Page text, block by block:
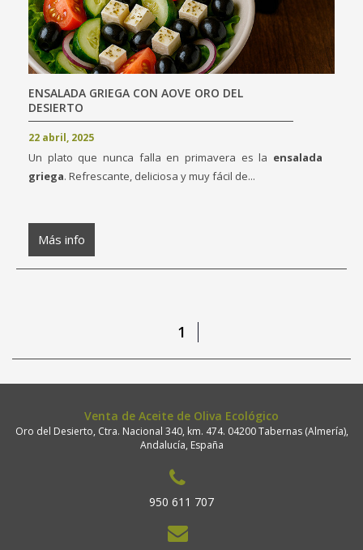
ENSALADA GRIEGA CON AOVE ORO DEL
DESIERTO
22 abril, 2025
Un plato que nunca falla en primavera es la ensalada
griega. Refrescante, deliciosa y muy fácil de...
Más info
1
Venta de Aceite de Oliva Ecológico
Oro del Desierto, Ctra. Nacional 340, km. 474. 04200 Tabernas (Almería),
Andalucía, España
950 611 707